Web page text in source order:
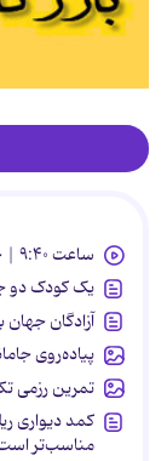
ساعت ۹:۴۰ | چه میراثی از خود به جای گذاشت؟
یک کودک دو
آزادگان
پیاده‌روی
تمرین رزمی
کمد دیواری
مناسب‌تر